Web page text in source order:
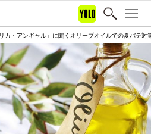
カ・アンギャル」に聞くオリーブオイルでの夏バテ対